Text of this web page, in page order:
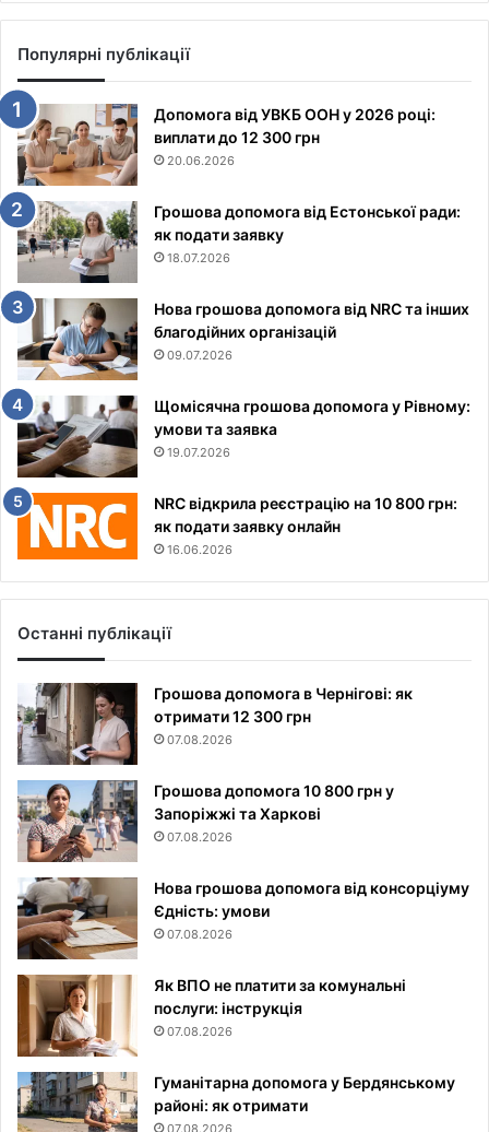
Популярні публікації
Допомога від УВКБ ООН у 2026 році:
виплати до 12 300 грн
20.06.2026
Грошова допомога від Естонської ради:
як подати заявку
18.07.2026
Нова грошова допомога від NRC та інших
благодійних організацій
09.07.2026
Щомісячна грошова допомога у Рівному:
умови та заявка
19.07.2026
NRC відкрила реєстрацію на 10 800 грн:
як подати заявку онлайн
16.06.2026
Останні публікації
Грошова допомога в Чернігові: як
отримати 12 300 грн
07.08.2026
Грошова допомога 10 800 грн у
Запоріжжі та Харкові
07.08.2026
Нова грошова допомога від консорціуму
Єдність: умови
07.08.2026
Як ВПО не платити за комунальні
послуги: інструкція
07.08.2026
Гуманітарна допомога у Бердянському
районі: як отримати